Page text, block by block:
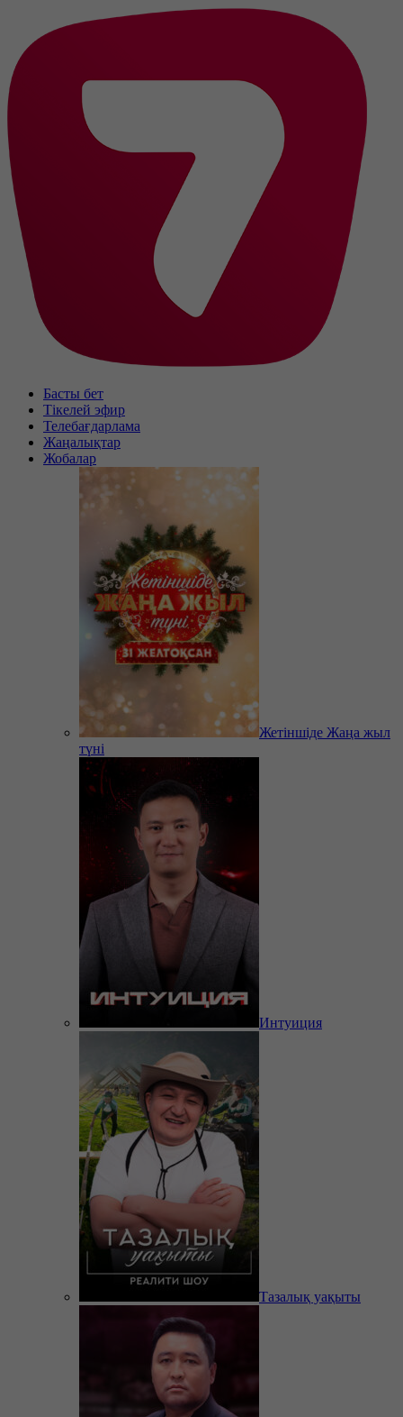
Басты бет
Тікелей эфир
Телебағдарлама
Жаңалықтар
Жобалар
Жетіншіде Жаңа жыл
түні
Интуиция
Тазалық уақыты